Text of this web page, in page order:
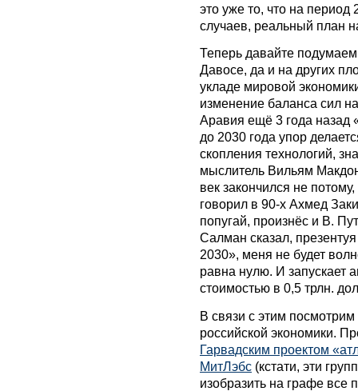
это уже то, что на
случаев, реальный план
Теперь давайте
Давосе, да и на других
укладе мировой
изменение баланса сил
Аравия ещё 3 года назад
до 2030 года упор
скопления технологий,
мыслитель Вильям
век закончился не
говорил в 90-х Ахмед
попугай, произнёс и В.
Салман сказал,
2030», меня не будет
равна нулю. И запускает
стоимостью в 0,5 трлн.
В связи с этим посмотрим
российской экономики.
Гарвадским проектом
МитЛэбс (кстати, эти
изобразить на графе все